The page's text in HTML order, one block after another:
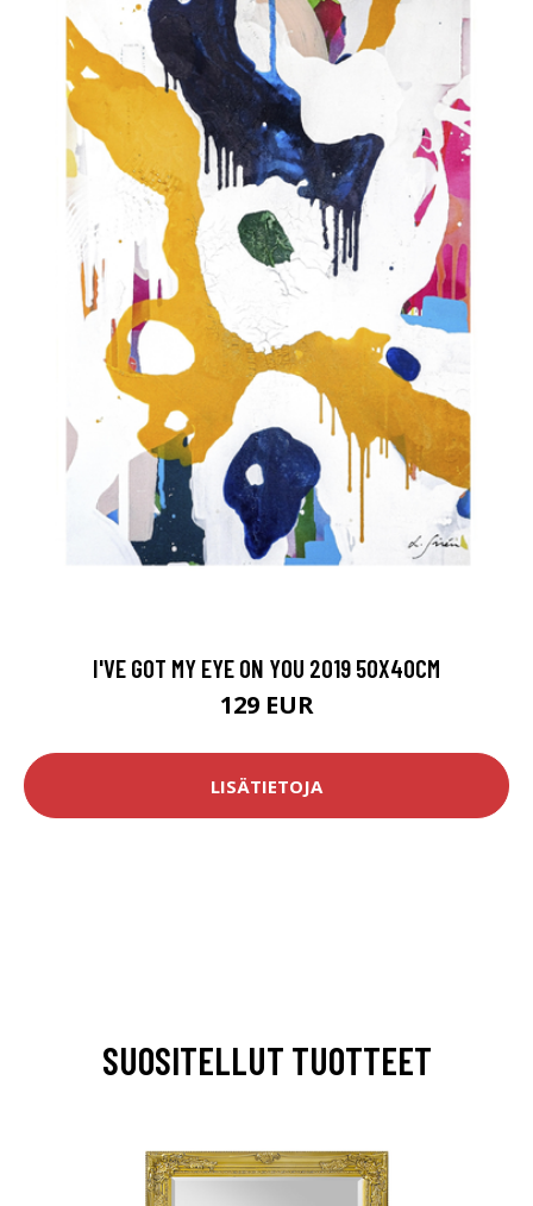
I'VE GOT MY EYE ON YOU 2019 50X40CM
129 EUR
LISÄTIETOJA
SUOSITELLUT TUOTTEET